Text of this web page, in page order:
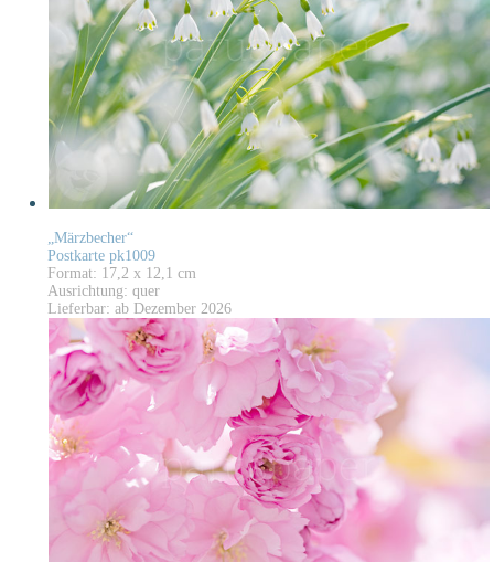
„Märzbecher“
Postkarte pk1009
Format: 17,2 x 12,1 cm
Ausrichtung: quer
Lieferbar: ab Dezember 2026